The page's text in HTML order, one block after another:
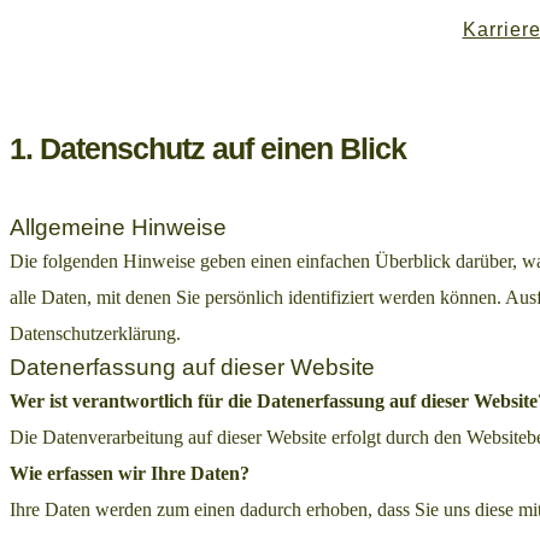
Karriere
1. Datenschutz auf einen Blick
Allgemeine Hinweise
Die folgenden Hinweise geben einen einfachen Überblick darüber,
alle Daten, mit denen Sie persönlich identifiziert werden können.
Datenschutzerklärung.
Datenerfassung auf dieser Website
Wer ist verantwortlich für die Datenerfassung auf dieser
Die Datenverarbeitung auf dieser Website erfolgt durch den
Wie erfassen wir Ihre Daten?
Ihre Daten werden zum einen dadurch erhoben, dass Sie uns diese